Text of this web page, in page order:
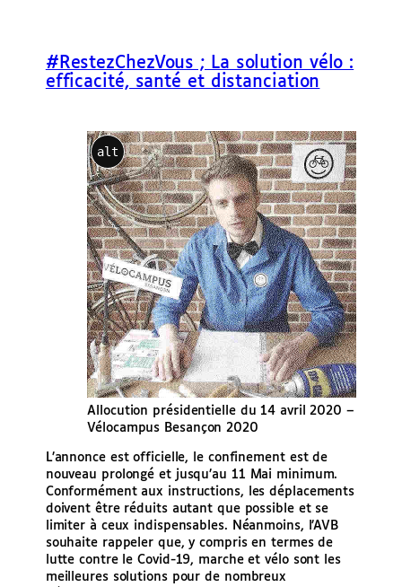
#RestezChezVous ; La solution vélo :
efficacité, santé et distanciation
alt
Allocution présidentielle du 14 avril 2020 –
Vélocampus Besançon 2020
L’annonce est officielle, le confinement estde
nouveau prolongé et jusqu’au 11 Mai minimum.
Conformément aux instructions, les déplacements
doivent être réduits autant que possible et se
limiter à ceux indispensables. Néanmoins, l’AVB
souhaite rappeler que, y compris en termes de
lutte contre le Covid-19, marche et vélo sont les
meilleures solutions pour de nombreux